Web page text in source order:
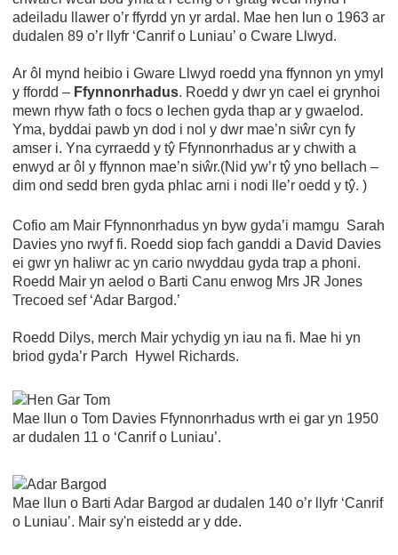
adeiladu llawer o’r ffyrdd yn yr ardal. Mae hen lun o 1963 ar
dudalen 89 o’r llyfr ‘Canrif o Luniau’ o Cware Llwyd.
Ar ôl mynd heibio i Gware Llwyd roedd yna ffynnon yn ymyl
y ffordd – Ffynnonrhadus. Roedd y dwr yn cael ei grynhoi
mewn rhyw fath o focs o lechen gyda thap ar y gwaelod.
Yma, byddai pawb yn dod i nol y dwr mae’n siŵr cyn fy
amser i. Yna cyrraedd y tŷ Ffynnonrhadus ar y chwith a
enwyd ar ôl y ffynnon mae’n siŵr.(Nid yw’r tŷ yno bellach –
dim ond sedd bren gyda phlac arni i nodi lle’r oedd y tŷ. )
Cofio am Mair Ffynnonrhadus yn byw gyda’i mamgu Sarah
Davies yno rwyf fi. Roedd siop fach ganddi a David Davies
ei gwr yn haliwr ac yn cario nwyddau gyda trap a phoni.
Roedd Mair yn aelod o Barti Canu enwog Mrs JR Jones
Trecoed sef ‘Adar Bargod.’
Roedd Dilys, merch Mair ychydig yn iau na fi. Mae hi yn
briod gyda’r Parch Hywel Richards.
Mae llun o Tom Davies Ffynnonrhadus wrth ei gar yn 1950
ar dudalen 11 o ‘Canrif o Luniau’.
Mae llun o Barti Adar Bargod ar dudalen 140 o’r llyfr ‘Canrif
o Luniau’. Mair sy'n eistedd ar y dde.